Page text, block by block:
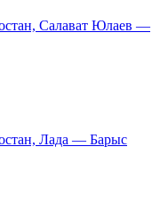
Салават Юлаев —
Лада — Барыс